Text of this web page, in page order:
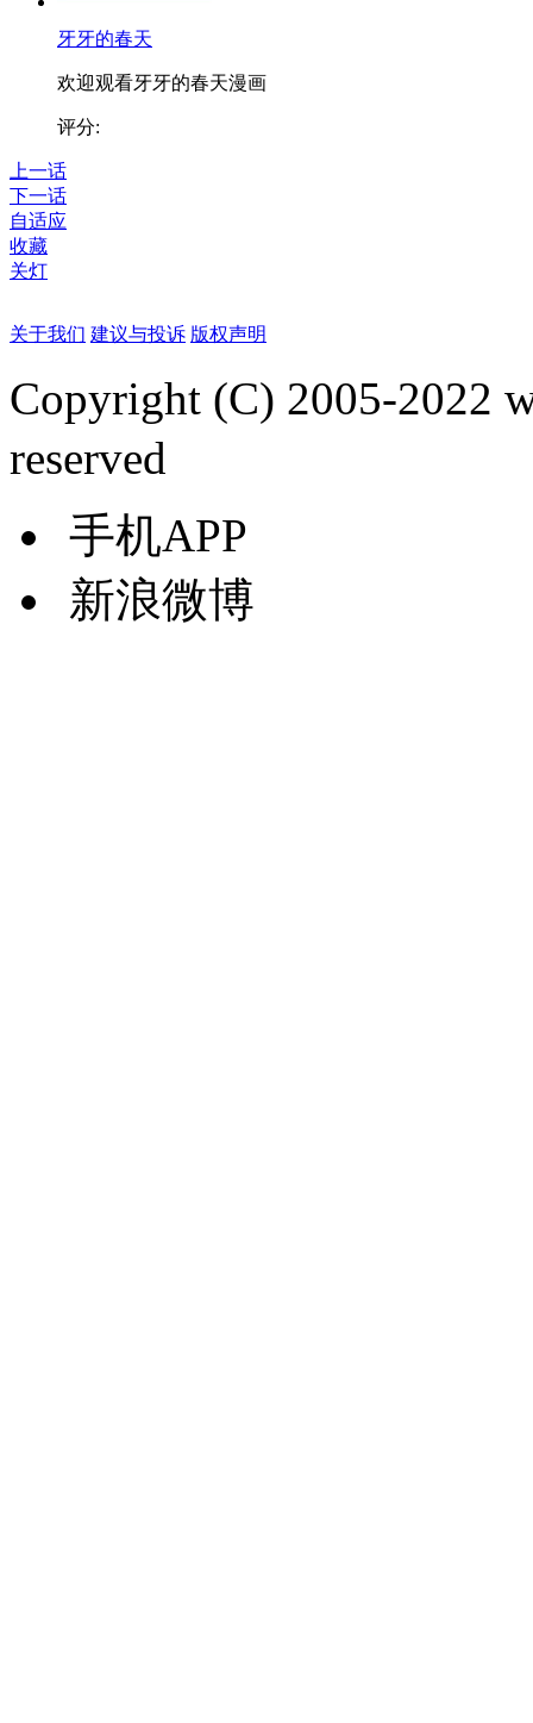
牙牙的春天
欢迎观看牙牙的春天漫画
评分:
上一话
下一话
自适应
收藏
关灯
关于我们 建议与投诉 版权声明
Copyright (C) 2005-2022
reserved
手机APP
新浪微博